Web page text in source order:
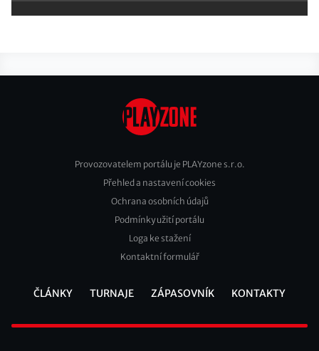
Footer
Provozovatelem portálu je PLAYzone s.r.o.
Přehled a nastavení cookies
Ochrana osobních údajů
Podmínky užití portálu
Loga ke stažení
Kontaktní formulář
ČLÁNKY TURNAJE ZÁPASOVNÍK KONTAKTY